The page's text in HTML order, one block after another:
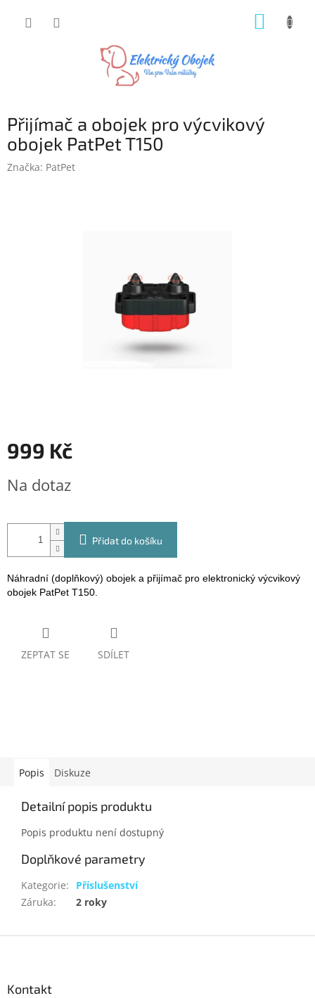
Přijímač a obojek pro výcvikový
obojek PatPet T150
Značka: PatPet
999 Kč
cena:
Na dotaz
Přidat do košíku
Náhradní (doplňkový) obojek a přijímač pro elektronický výcvikový
obojek PatPet T150.
ZEPTAT SE SDÍLET
Popis Diskuze
Detailní popis produktu
Popis produktu není dostupný
Doplňkové parametry
Kategorie:
Příslušenství
Záruka: 2 roky
Kontakt